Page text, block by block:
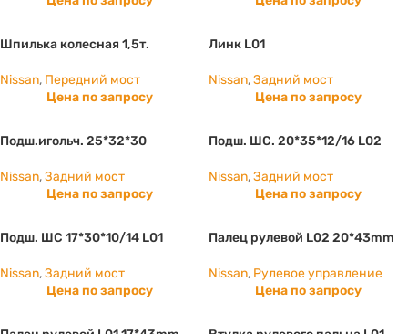
Шпилька колесная 1,5т.
Nissan, Передний мост
Цена по запросу
Линк L01
Nissan,Задний мост
Цена по запросу
Подш.игольч. 25*32*30
Nissan,Задний мост
Цена по запросу
Подш. ШС. 20*35*12/16 L02
Nissan,Задний мост
Цена по запросу
Подш. ШС 17*30*10/14 L01
Nissan,Задний мост
Цена по запросу
Палец рулевой L02 20*43mm
Nissan, Рулевое управление
Цена по запросу